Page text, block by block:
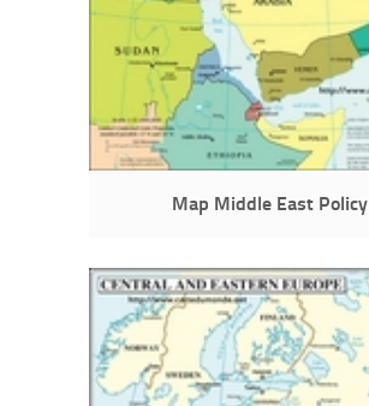
Map Middle East Policy